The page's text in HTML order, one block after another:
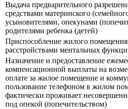
Выдача предварительного
средствами материнского
усыновителями, опекунами
родителями ребенка (детей)
Приспособление жилого
расстройствами ментальных
Назначение и предоставление
компенсационной выплаты на
оплате за жилое помещение и
пользование телефоном в жилом
фактически проживает
под опекой (попечительством)